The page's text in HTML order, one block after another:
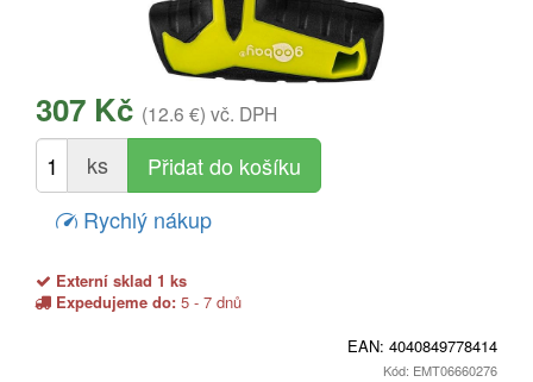
307 Kč (12.6 €) vč. DPH
ks
Rychlý nákup
Externí sklad 1 ks
Expedujeme do: 5 - 7 dnů
EAN: 4040849778414
Kód: EMT06660276